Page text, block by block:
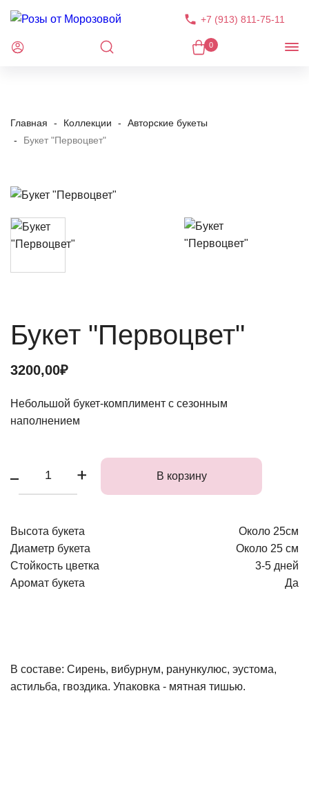
+7 (913) 811-75-11
0
Главная Коллекции
Авторские букеты
Букет "Первоцвет"
Букет "Первоцвет"
3200,00₽
Небольшой букет-комплимент с сезонным
наполнением
В корзину
Высота букета
Около 25см
Диаметр букета
Около 25 см
Стойкость цветка
3-5 дней
Аромат букета
Да
В составе: Сирень, вибурнум, ранункулюс, эустома,
астильба, гвоздика. Упаковка - мятная тишью.